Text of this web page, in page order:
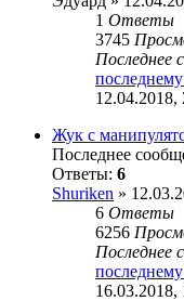
1 Ответы
3745
Последнее
12.04.2018,
Жук с
Последнее
Ответы: 6
Shuriken »
6 Ответы
6256
Последнее
16.03.2018,